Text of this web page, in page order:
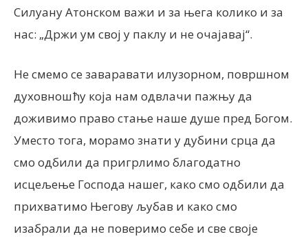
Силуану ​​Атонском важи и за њега колико и за
нас: „Држи ум свој у паклу и не очајавај“.
Не смемо се заваравати илузорном, површном
духовношћу која нам одвлачи пажњу да
доживимо право стање наше душе пред Богом.
Уместо тога, морамо знати у дубини срца да
смо одбили да пригрлимо благодатно
исцељење Господа нашег, како смо одбили да
прихватимо Његову љубав и како смо
изабрали да не поверимо себе и све своје